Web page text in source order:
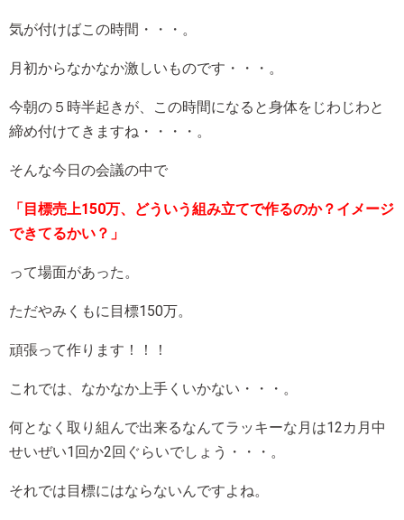
気が付けばこの時間・・・。
月初からなかなか激しいものです・・・。
今朝の５時半起きが、この時間になると身体をじわじわと
締め付けてきますね・・・・。
そんな今日の会議の中で
「目標売上150万、どういう組み立てで作るのか？イメージ
できてるかい？」
って場面があった。
ただやみくもに目標150万。
頑張って作ります！！！
これでは、なかなか上手くいかない・・・。
何となく取り組んで出来るなんてラッキーな月は12カ月中
せいぜい1回か2回ぐらいでしょう・・・。
それでは目標にはならないんですよね。